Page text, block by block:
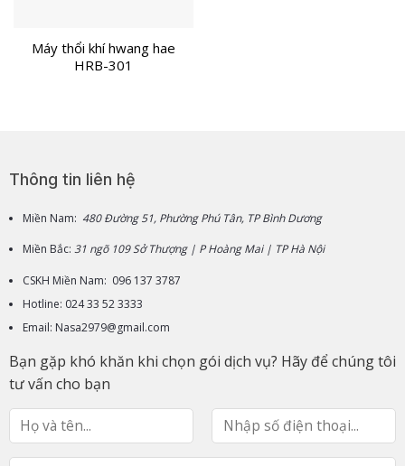
Máy thổi khí hwang hae
HRB-301
Thông tin liên hệ
Miền Nam: 480 Đường 51, Phường Phú Tân, TP Bình Dương
Miền Bắc: 31 ngõ 109 Sở Thượng | P Hoàng Mai | TP Hà Nội
CSKH Miền Nam: 096 137 3787
Hotline: 024 33 52 3333
Email: Nasa2979@gmail.com
Bạn gặp khó khăn khi chọn gói dịch vụ? Hãy để chúng tôi
tư vấn cho bạn